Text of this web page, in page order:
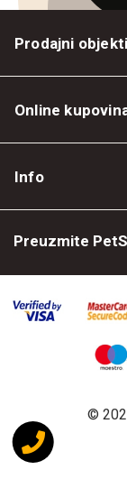
Prodajni objekti
Online
Info
Preuzmite
©